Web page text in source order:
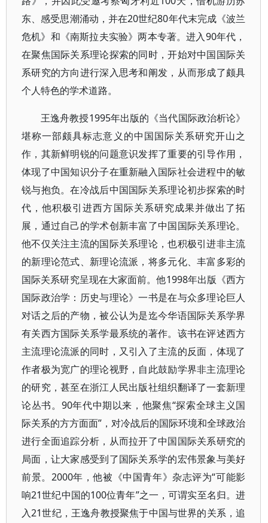
东、感受思潮涌动，并在20世纪80年代末完成《波兰
危机》和《南斯拉夫实验》两本专著。进入90年代，
在聚焦国际关系理论探索的同时，开始对中国国际关
系研究的方向进行深入思考和阐发，从而形成了颇具
个人特色的学术道路。
王逸舟教授1995年出版的《当代国际政治析论》
堪称一部颇具标志意义的中国国际关系研究开山之
作，其新鲜明锐的问题意识发挥了重要的引导作用，
体现了中国知识分子在重新融入国际社会进程中的敏
锐与抱负。在冷战后中国国际关系理论初步探索的时
代，他积极引进西方国际关系研究成果并做出了拓
展，通过自己的学术创新丰富了中国国际关系理论。
他不仅关注主流的国际关系理论，也积极引进非主流
的新理论范式、新理论流派，将多元化、丰富多彩的
国际关系研究呈现在大家面前。他1998年出版《西方
国际政治学：历史与理论》一书是在与众多理论巨人
对话之后的产物，被公认为是迄今华语国际关系学界
有关西方国际关系学最系统的著作。该书在评述西方
主流理论流派的同时，又引入了主流的反面，体现了
作者极为宽广的理论视野，自此鼓励学界非主流理论
的研究，甚至在浙江人民出版社组织翻译了一套新理
论丛书。90年代中期以来，他聚焦“探索全球主义国
际关系的方方面面”，对冷战后的国际环境和全球政治
进行全面追踪分析，从而拉开了中国国际关系研究的
局面，让大家感受到了国际关系学的宏伟景象与美好
前景。2000年，他被《中国青年》杂志评为“可能影
响21世纪中国的100位青年”之一，可谓实至名归。进
入21世纪，王逸舟教授聚焦于中国与世界的关系，追